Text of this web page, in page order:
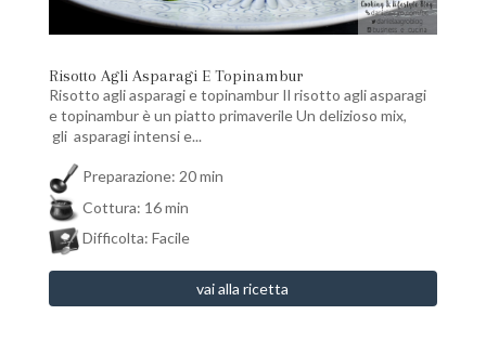
Risotto Agli Asparagi E Topinambur
Risotto agli asparagi e topinambur Il risotto agli asparagi
e topinambur è un piatto primaverile Un delizioso mix,
gli asparagi intensi e...
Preparazione: 20 min
Cottura: 16 min
Difficolta: Facile
vai alla ricetta